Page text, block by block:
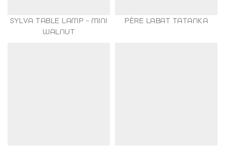
SYLVA TABLE LAMP – MINI
WALNUT
PÈRE LABAT TATANKA